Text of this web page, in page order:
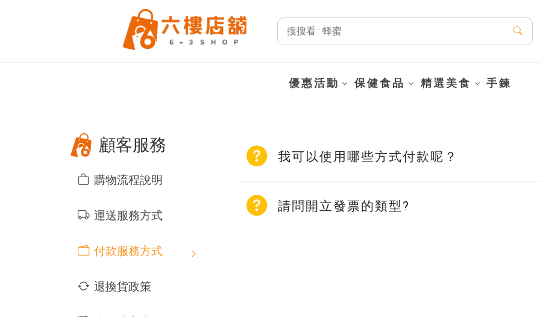
優惠活動 保健食品 精選美食 手鍊
顧客服務
購物流程說明
運送服務方式
付款服務方式
退換貨政策
我可以使用哪些方式付款呢？
請問開立發票的類型?